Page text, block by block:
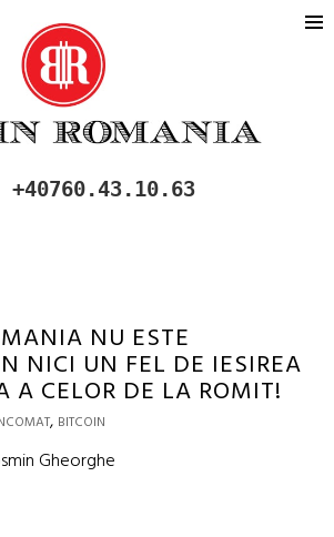
SI VINDE BITCOIN IN
+40760.43.10.63
NU ESTE
NICI UN FEL DE IESIREA
A CELOR DE LA ROMIT!
, BITCOIN
Gheorghe